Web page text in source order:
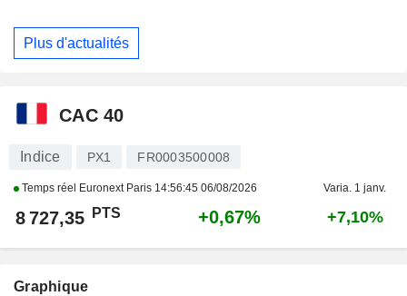
Plus d'actualités
CAC 40
Indice PX1 FR0003500008
Temps réel Euronext Paris 14:56:45 06/08/2026 Varia. 1 janv.
8 727,35 PTS +0,67% +7,10%
Graphique